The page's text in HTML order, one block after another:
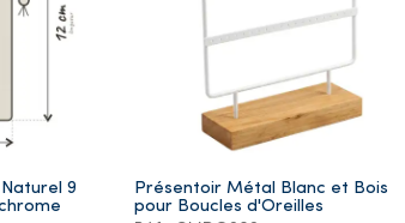
9
Présentoir Métal Blanc et Bois
pour Boucles d'Oreilles